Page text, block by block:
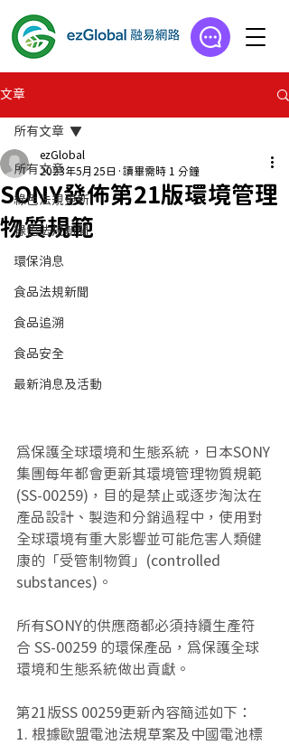
文章
所有文章
綠色法規更新
綠色法規新聞
環保消息
食品法規新聞
食品追溯
食品安全
最新消息及活動
所有文章
SONY發佈第21版環境管理
物質規範
ezGlobal
2023年5月25日
讀畢需時 1 分鐘
為保護全球環境和生態系統，日本SONY
集團每年都會更新其環境管理物質規範
(SS-00259)，目的是禁止或逐步淘汰在
產品設計、製造和分銷過程中，使用對
全球環境有重大影響並可能危害人類健
康的「受管制物質」(controlled
substances)。
所有SONY的供應商都必須持續生產符
合 SS-00259 的環保產品，為保護全球
環境和生態系統做出貢獻。
第21版SS 00259更新內容簡述如下：
1. 根據歐盟電池法規草案及中國電池標